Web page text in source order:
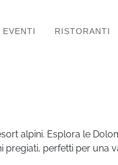
EVENTI RISTORANTI
alpini. Esplora le
pregiati, perfetti per una